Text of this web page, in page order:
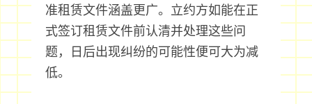
准租赁文件涵盖更广。立约方如能在正
式签订租赁文件前认清并处理这些问
题，日后出现纠纷的可能性便可大为减
低。